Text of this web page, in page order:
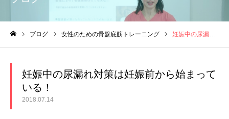
ブログ 女性のための骨盤底筋トレーニング 妊娠中の尿漏れ対策は妊娠前から始まっている！
妊娠中の尿漏れ対策は妊娠前から始まって
いる！
2018.07.14